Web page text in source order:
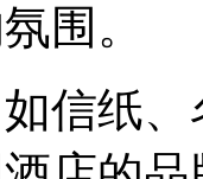
围。
信纸